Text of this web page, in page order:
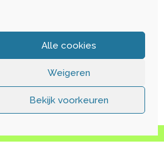
Alle cookies
Weigeren
Bekijk voorkeuren